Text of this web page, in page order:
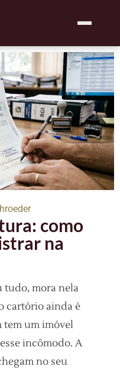
como
na
tudo, mora nela
cartório ainda é
tem um imóvel
incômodo. A
no seu